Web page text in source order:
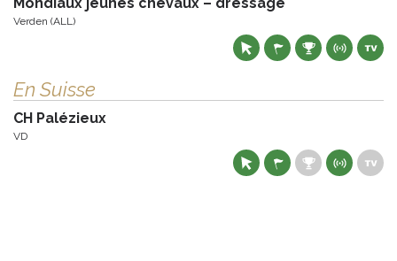
Verden (ALL)
En Suisse
CH Palézieux
VD